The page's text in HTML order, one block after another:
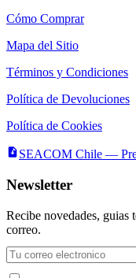
Cómo Comprar
Mapa del Sitio
Términos y Condiciones
Política de Devoluciones
Política de Cookies
SEACOM Chile —
Newsletter
Recibe novedades, guias
correo.